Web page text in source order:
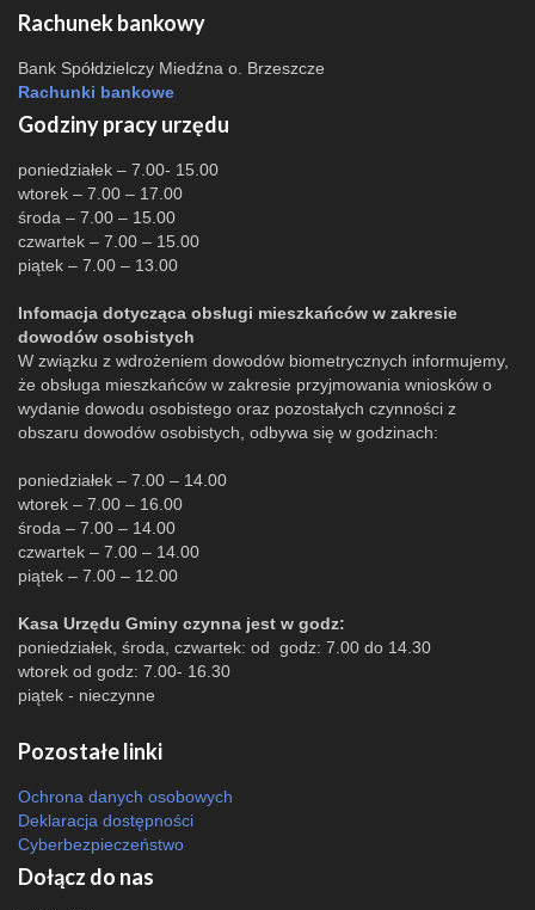
Rachunek bankowy
Bank Spółdzielczy Miedźna o. Brzeszcze
Rachunki bankowe
Godziny pracy urzędu
poniedziałek – 7.00- 15.00
wtorek – 7.00 – 17.00
środa – 7.00 – 15.00
czwartek – 7.00 – 15.00
piątek – 7.00 – 13.00
Infomacja dotycząca obsługi mieszkańców w zakresie
dowodów osobistych
W związku z wdrożeniem dowodów biometrycznych informujemy,
że obsługa mieszkańców w zakresie przyjmowania wniosków o
wydanie dowodu osobistego oraz pozostałych czynności z
obszaru dowodów osobistych, odbywa się w godzinach:
poniedziałek – 7.00 – 14.00
wtorek – 7.00 – 16.00
środa – 7.00 – 14.00
czwartek – 7.00 – 14.00
piątek – 7.00 – 12.00
Kasa Urzędu Gminy czynna jest w godz:
poniedziałek, środa, czwartek: od godz: 7.00 do 14.30
wtorek od godz: 7.00- 16.30
piątek - nieczynne
Pozostałe linki
Ochrona danych osobowych
Deklaracja dostępności
Cyberbezpieczeństwo
Dołącz do nas